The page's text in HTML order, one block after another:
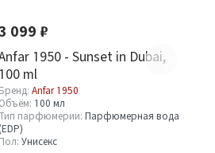
099 ₽
1950 - Sunset in Dubai,
100 ml
Бренд: Anfar 1950
Объём: 100 мл
Тип парфюмерии: Парфюмерная вода
Пол: Унисекс